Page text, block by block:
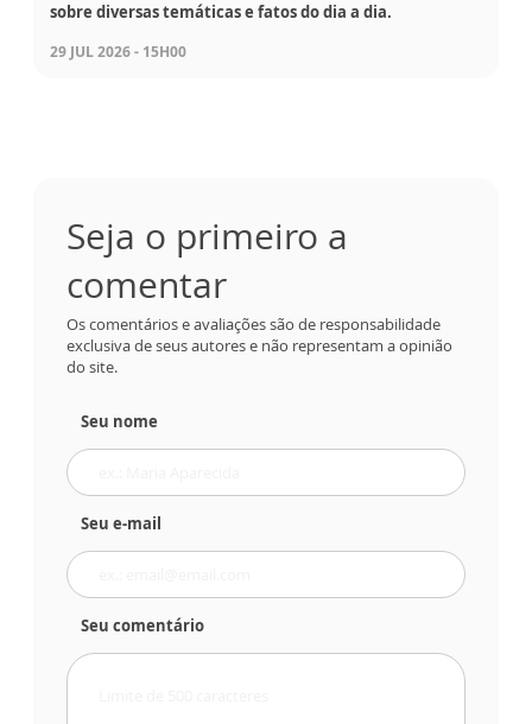
sobre diversas temáticas e fatos do dia a dia.
29 JUL 2026 - 15H00
Seja o primeiro a
comentar
Os comentários e avaliações são de responsabilidade
exclusiva de seus autores e não representam a opinião
do site.
Seu nome
Seu e-mail
Seu comentário